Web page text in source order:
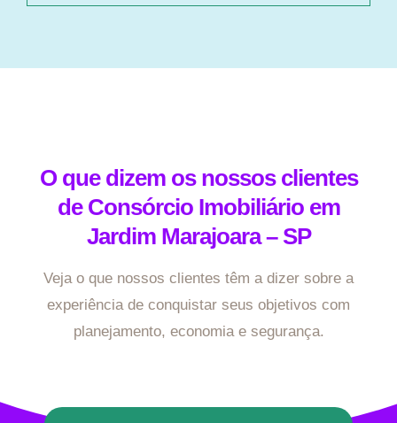
O que dizem os nossos clientes
de Consórcio Imobiliário em
Jardim Marajoara – SP
Veja o que nossos clientes têm a dizer sobre a
experiência de conquistar seus objetivos com
planejamento, economia e segurança.